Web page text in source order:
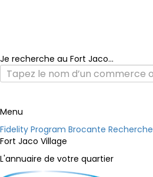
Je recherche au Fort Jaco...
Menu
Fidelity Program Brocante Recherche
Fort Jaco Village
L'annuaire de votre quartier